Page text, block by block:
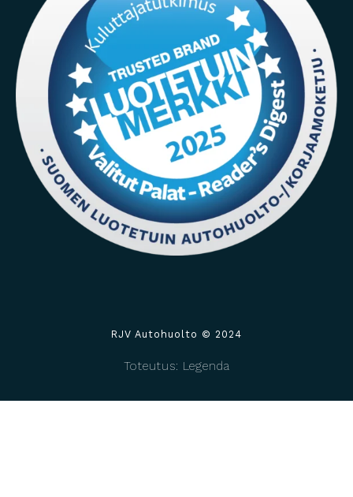
RJV Autohuolto © 2024
Toteutus: Legenda